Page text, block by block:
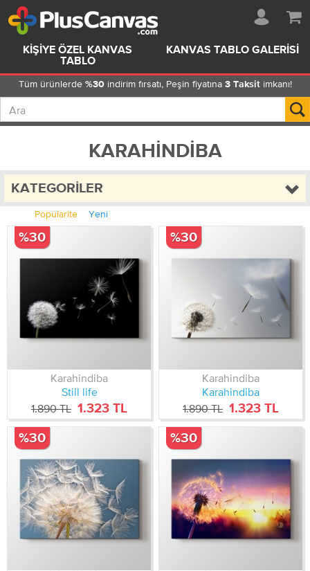
KIŞIYE ÖZEL KANVAS
TABLO
KANVAS TABLO GALERISI
Tüm ürünlerde %30 indirim fırsatı, Peşin fiyatına 3 Taksitimkanı!
KARAHINDIBA
KATEGORILER
Popülarite Yeni
Karahindiba
Still life
1.890 TL 1.323 TL
%30
Karahindiba
Karahindiba
1.890 TL 1.323 TL
%30
%30 %30